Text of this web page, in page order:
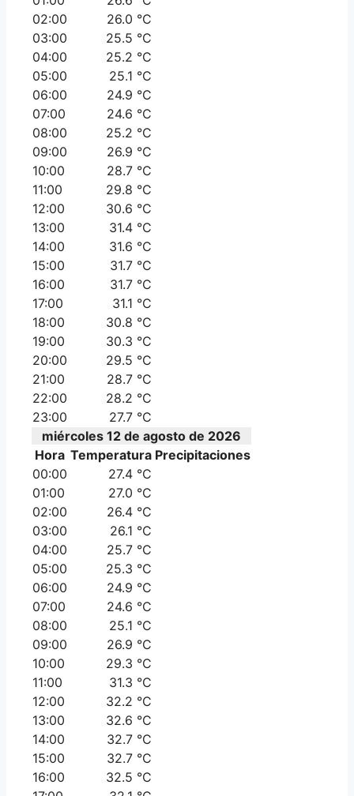
02:00
26.0 °C
03:00
25.5 °C
04:00
25.2 °C
05:00
25.1 °C
06:00
24.9 °C
07:00
24.6 °C
08:00
25.2 °C
09:00
26.9 °C
10:00
28.7 °C
11:00
29.8 °C
12:00
30.6 °C
13:00
31.4 °C
14:00
31.6 °C
15:00
31.7 °C
16:00
31.7 °C
17:00
31.1 °C
18:00
30.8 °C
19:00
30.3 °C
20:00
29.5 °C
21:00
28.7 °C
22:00
28.2 °C
23:00
27.7 °C
miércoles 12 de agosto de 2026
Hora Temperatura Precipitaciones
00:00
27.4 °C
01:00
27.0 °C
02:00
26.4 °C
03:00
26.1 °C
04:00
25.7 °C
05:00
25.3 °C
06:00
24.9 °C
07:00
24.6 °C
08:00
25.1 °C
09:00
26.9 °C
10:00
29.3 °C
11:00
31.3 °C
12:00
32.2 °C
13:00
32.6 °C
14:00
32.7 °C
15:00
32.7 °C
16:00
32.5 °C